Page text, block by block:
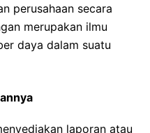
perusahaan secara
merupakan ilmu
daya dalam suatu
laporan atau